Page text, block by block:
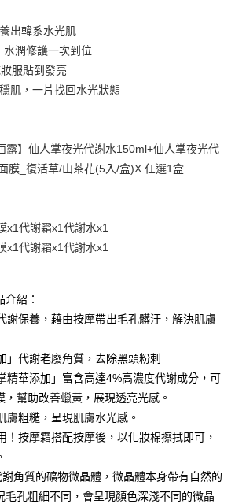
」】
到商品之後才付款」的支付方式。 讓您購物簡單
、不需綁卡、不需儲值。
務後，再付款。
帳流程】
先享後付」後，將跳轉至「AFTEE先享後付」
並確認金額後，即可完成結帳。
收到繳費通知簡訊。
14天內，點擊此簡訊中的連結，可透過四大超商／
方式進行付款，方視為交易完成。
下不需立刻繳費，但若您需要取消訂單，請聯絡
家同意取消之訂單仍視為有效，需透過AFTEE先享
消欲退款等相關疑問，請聯繫「AFTEE先享後付
support/home
限公司提供之「AFTEE先享後付」服務完成之交
圍內提供個人資料，並將交易相關給付款項請求債
限公司。
宜，請瀏覽以下網址：
先徵得法定代理人或監護人之同意方可使用
付」時，將依據個別帳號之用戶狀況，依本公司即
度；若仍有額度不足之情形，本公司將視審查結果
號或使用他人資訊註冊。若發現惡意使用之情形，
含以上)免運費
含以上)免運費
含以上)免運費
含以上)免運費
含以上)免運費
含以上)免運費
含以上)免運費
含以上)免運費
出韓系水光肌
水潤修護一次到位
服貼到發亮
肌，一片找回水光狀態
露】仙人掌夜光代謝水150ml+仙人掌夜光代
膜_復活草/山茶花(5入/盒)X 任選1盒
x1代謝霜x1代謝水x1
x1代謝霜x1代謝水x1
紹：
謝保養，藉由按摩帶出毛孔髒汙，解決肌膚
」代謝老廢角質，去除黑頭粉刺
精華添加」富含高達4%高濃度代謝成分，可
幫助改善蠟黃，展現透亮光感。
膚粗糙，呈現肌膚水光感。
！按摩霜搭配按摩後，以化妝棉擦拭即可，
角質的礦物微晶體，微晶體本身帶有自然的
毛孔粗細不同，會呈現顏色深淺不同的微晶